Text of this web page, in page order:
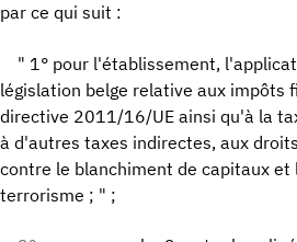
par ce qui suit :
" 1° pour l'établissement,
législation belge relative aux impôts
directive 2011/16/UE ainsi qu'à la
à d'autres taxes indirectes, aux
contre le blanchiment de capitaux et
terrorisme ; " ;